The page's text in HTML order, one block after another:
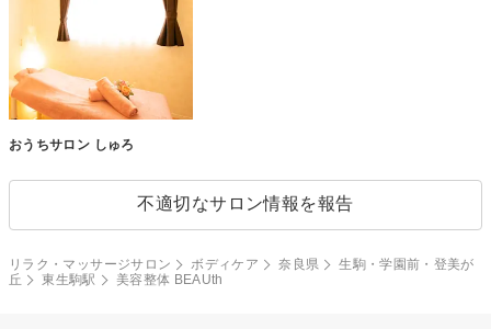
おうちサロン しゅろ
不適切なサロン情報を報告
リラク・マッサージサロン ボディケア 奈良県
生駒・学園前・登美が
丘
東生駒駅 美容整体 BEAUth